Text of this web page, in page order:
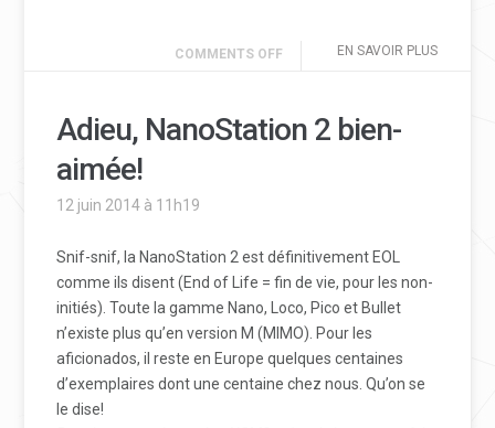
EN SAVOIR PLUS
COMMENTS OFF
Adieu, NanoStation 2 bien-
aimée!
12 juin 2014 à 11h19
Snif-snif, la NanoStation 2 est définitivement EOL
comme ils disent (End of Life = fin de vie, pour les non-
initiés). Toute la gamme Nano, Loco, Pico et Bullet
n’existe plus qu’en version M (MIMO). Pour les
aficionados, il reste en Europe quelques centaines
d’exemplaires dont une centaine chez nous. Qu’on se
le dise!